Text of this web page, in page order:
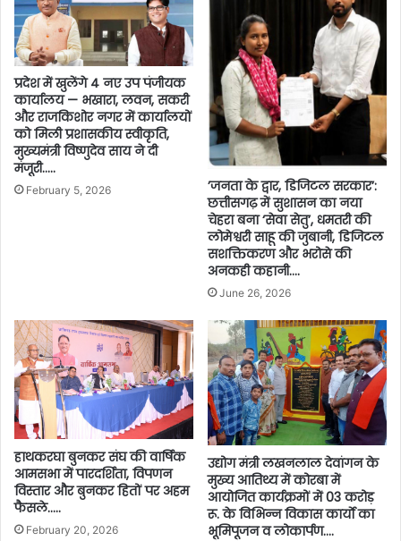
प्रदेश में खुलेंगे 4 नए उप पंजीयक
कार्यालय — भखारा, लवन, सकरी
और राजकिशोर नगर में कार्यालयों
को मिली प्रशासकीय स्वीकृति,
मुख्यमंत्री विष्णुदेव साय ने दी
मंजूरी…..
February 5, 2026
​’जनता के द्वार, डिजिटल सरकार’:
छत्तीसगढ़ में सुशासन का नया
चेहरा बना ‘सेवा सेतु’, ​धमतरी की
लोमेश्वरी साहू की जुबानी, डिजिटल
सशक्तिकरण और भरोसे की
अनकही कहानी….
June 26, 2026
हाथकरघा बुनकर संघ की वार्षिक
आमसभा में पारदर्शिता, विपणन
विस्तार और बुनकर हितों पर अहम
फैसले…..
February 20, 2026
उद्योग मंत्री लखनलाल देवांगन के
मुख्य आतिथ्य में कोरबा में
आयोजित कार्यक्रमों में 03 करोड़
रू. के विभिन्न विकास कार्याे का
भूमिपूजन व लोकार्पण….